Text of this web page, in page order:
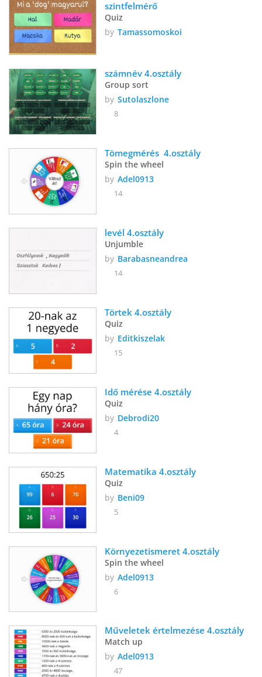
szintfelmérő
Quiz
by Tamassomoskoi
számnév 4.osztály
Group sort
by Sutolaszlone
8
Tömegmérés  4.osztály
Spin the wheel
by Adel0913
14
levél 4.osztály
Unjumble
by Barabasneandrea
14
Törtek 4.osztály
Quiz
by Editkiszelak
15
Quiz
by Debrodi20
4
Matematika 4.osztály
Quiz
by Beni09
5
Spin the wheel
by Adel0913
6
Match up
by Adel0913
47